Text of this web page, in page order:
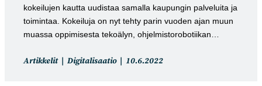
kokeilujen kautta uudistaa samalla kaupungin palveluita ja
toimintaa. Kokeiluja on nyt tehty parin vuoden ajan muun
muassa oppimisesta tekoälyn, ohjelmistorobotiikan…
Artikkelin
Artikkelit Digitalisaatio
Artikkeli
10.6.2022